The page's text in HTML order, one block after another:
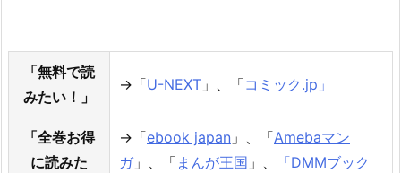
「無料で読
みたい！」
→「U-NEXT 」、「コミック.jp」
「全巻お得
に読みた
→「ebook japan 」、「Amebaマン
ガ」、「 まんが王国 」、
「DMMブック